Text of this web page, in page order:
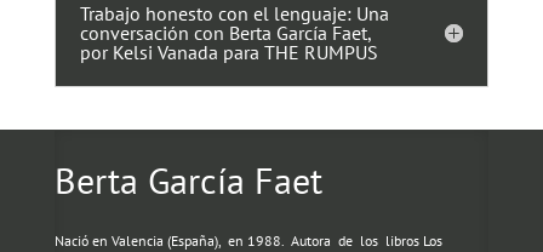
Trabajo honesto con el lenguaje: Una
conversación con Berta García Faet,
por Kelsi Vanada para THE RUMPUS
Berta García Faet
Nació en Valencia (España), en 1988. Autora de los libros Los